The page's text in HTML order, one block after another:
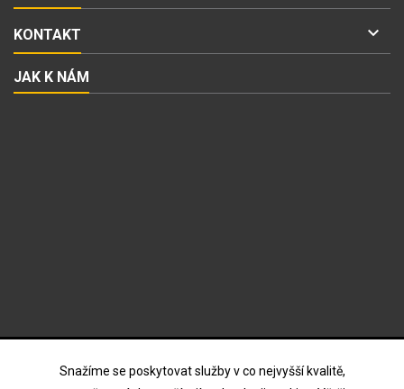
Snažíme se poskytovat služby v co nejvyšší kvalitě,
KONTAKT 
JAK K NÁM